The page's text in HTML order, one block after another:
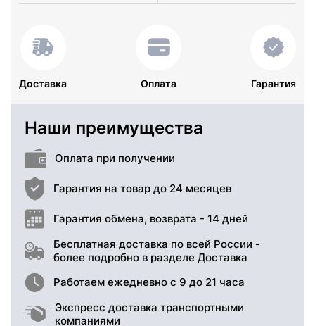
Доставка Оплата Гарантия
Наши преимущества
Оплата при получении
Гарантия на товар до 24 месяцев
Гарантия обмена, возврата - 14 дней
Бесплатная доставка по всей России -
более подробно в разделе Доставка
Работаем ежедневно с 9 до 21 часа
Экспресс доставка транспортными
компаниями